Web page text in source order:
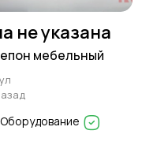
не указана
мебельный
Оборудование